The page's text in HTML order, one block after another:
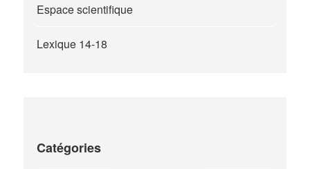
Espace scientifique
Lexique 14-18
Catégories